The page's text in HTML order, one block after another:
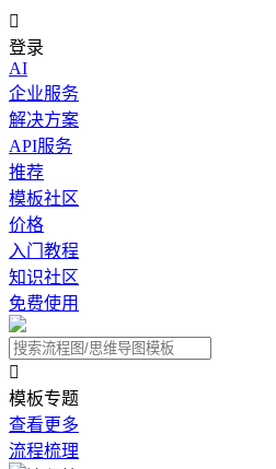

登录
AI
企业服务
解决方案
API服务
推荐
模板社区
价格
入门教程
知识社区
免费使用

模板专题
查看更多
流程梳理